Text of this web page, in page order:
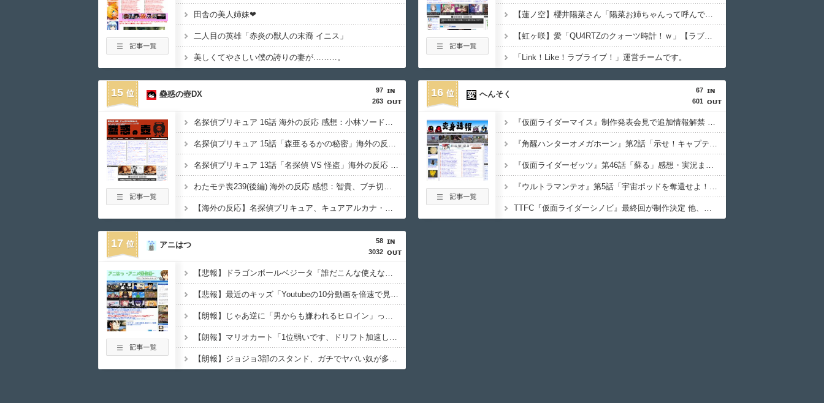
田舎の美人姉妹❤
二人目の英雄「赤炎の獣人の末裔 イニス」
美しくてやさしい僕の誇りの妻が………。
【蓮ノ空】櫻井陽菜さん「陽菜お姉ちゃんって呼んで♡ 」← これ【ラブライブ！】
【虹ヶ咲】愛「QU4RTZのクォーツ時計！ｗ」【ラブライブ！】
「Link！Like！ラブライブ！」運営チームです。
15
97
263
蠱惑の壺DX
名探偵プリキュア 16話 海外の反応 感想：小林ソード、かっこいい。
名探偵プリキュア 15話「森亜るるかの秘密」海外の反応 感想：るるかさん43歳…
名探偵プリキュア 13話「名探偵 VS 怪盗」海外の反応 感想：アルカナシャドウの腋に無事興奮する海外の紳士たち
わたモテ喪239(後編) 海外の反応 感想：智貴、ブチ切れる。
【海外の反応】名探偵プリキュア、キュアアルカナ・シャドウ待望のデビューに海外の大きいお友達もぷいきゅあがんばえ～してしまう
16
67
601
へんそく
『仮面ライダーマイス』制作発表会見で追加情報解禁 他、今週の備忘録（2026/7/31～2026/8/6）
『角醒ハンターオメガホーン』第2話「示せ！キャプテンの資格！」感想・実況まとめ
『仮面ライダーゼッツ』第46話「蘇る」感想・実況まとめ
『ウルトラマンテオ』第5話「宇宙ポッドを奪還せよ！」感想・実況まとめ
TTFC『仮面ライダーシノビ』最終回が制作決定 他、今週の備忘録（2026/7/24～2026/7/30）
17
58
3032
アニはつ
【悲報】ドラゴンボールベジータ「誰だこんな使えないゴミを呼んだ奴は」ヤムチャ「はは…」←これｗｗｗ
【悲報】最近のキッズ「Youtubeの10分動画を倍速で見るぞ！効率効率ゥー！」←これええんかｗｗｗｗ
【朗報】じゃあ逆に「男からも嫌われるヒロイン」って誰がいるんだｗｗｗ
【朗報】マリオカート「1位弱いです、ドリフト加速します、排気量低いです」←こいつが覇権取った理由ｗｗｗ
【朗報】ジョジョ3部のスタンド、ガチでヤバい奴が多すぎるｗｗｗ